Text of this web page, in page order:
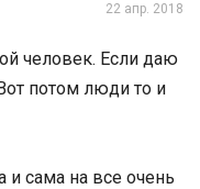
22 апр. 2018
человек. Если даю
потом люди то и
и сама на все очень